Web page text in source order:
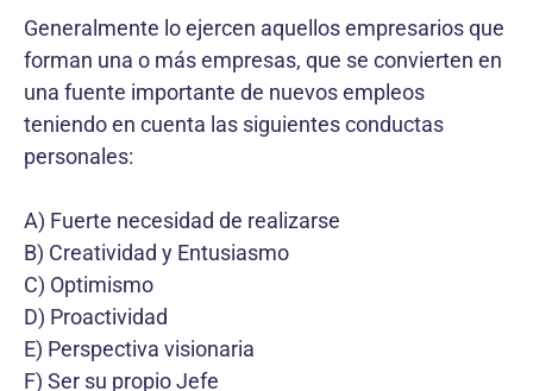
Generalmente lo ejercen aquellos empresarios que
forman una o más empresas, que se convierten en
una fuente importante de nuevos empleos
teniendo en cuenta las siguientes conductas
personales:
A) Fuerte necesidad de realizarse
B) Creatividad y Entusiasmo
C) Optimismo
D) Proactividad
E) Perspectiva visionaria
F) Ser su propio Jefe